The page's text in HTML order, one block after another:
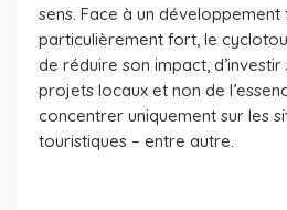
sens. Face à un développement
particulièrement fort, le
de réduire son impact,
projets locaux et non de
concentrer uniquement sur les
touristiques – entre autre.